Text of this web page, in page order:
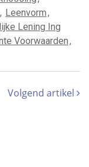
, Leenvorm,
Lening Ing
Voorwaarden,
Volgend artikel